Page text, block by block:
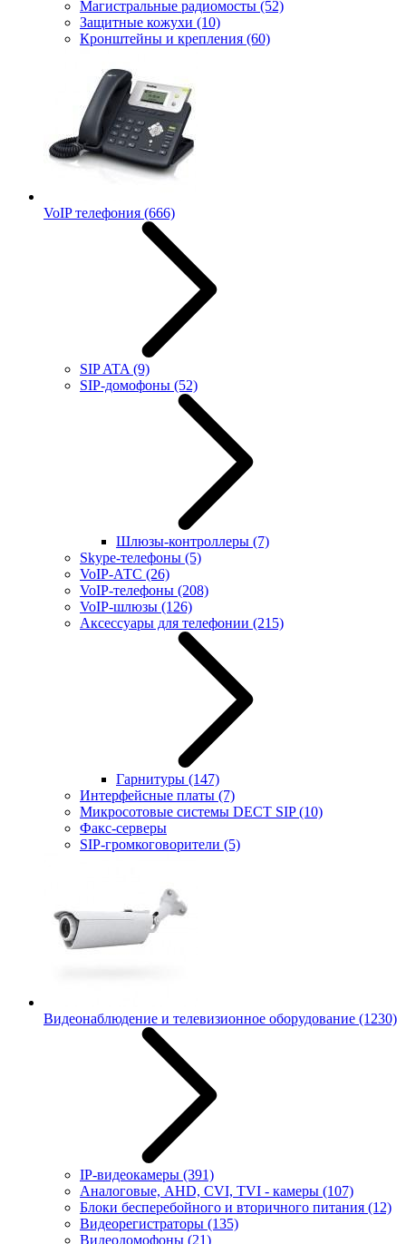
Магистральные радиомосты (52)
Защитные кожухи (10)
Кронштейны и крепления (60)
VoIP телефония (666)
SIP ATA (9)
SIP-домофоны (52)
Шлюзы-контроллеры (7)
Skype-телефоны (5)
VoIP-АТС (26)
VoIP-телефоны (208)
VoIP-шлюзы (126)
Аксессуары для телефонии (215)
Гарнитуры (147)
Интерфейсные платы (7)
Микросотовые системы DECT SIP(10)
Факс-серверы
SIP-громкоговорители (5)
Видеонаблюдение и телевизионное оборудование (1230)
IP-видеокамеры (391)
Аналоговые, AHD, CVI, TVI - камеры (107)
Блоки бесперебойного и вторичного питания (12)
Видеорегистраторы (135)
Видеодомофоны (21)